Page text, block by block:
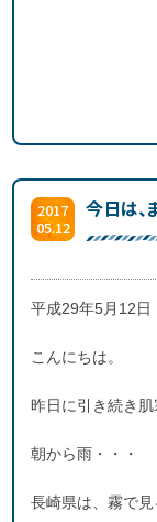
2017
05.12
今日は、
平成29年5月12
こんにちは。
昨日に引き続き肌
朝から雨・・・
長崎県は、霧で